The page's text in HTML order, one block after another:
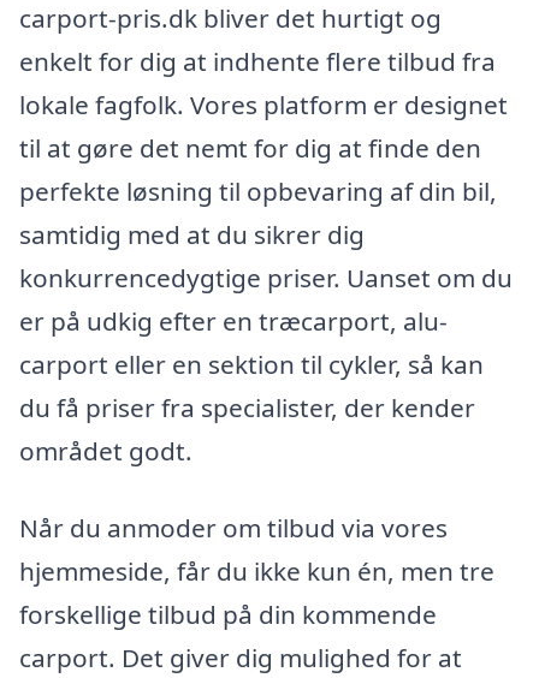
carport-pris.dk bliver det hurtigt og
enkelt for dig at indhente flere tilbud fra
lokale fagfolk. Vores platform er designet
til at gøre det nemt for dig at finde den
perfekte løsning til opbevaring af din bil,
samtidig med at du sikrer dig
konkurrencedygtige priser. Uanset om du
er på udkig efter en træcarport, alu-
carport eller en sektion til cykler, så kan
du få priser fra specialister, der kender
området godt.
Når du anmoder om tilbud via vores
hjemmeside, får du ikke kun én, men tre
forskellige tilbud på din kommende
carport. Det giver dig mulighed for at